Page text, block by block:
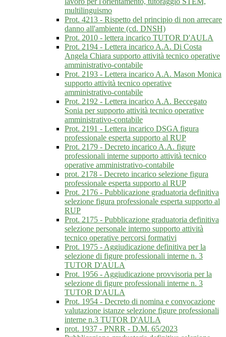
multilinguismo
Prot. 4213 - Rispetto del principio di non arrecare
danno all'ambiente (cd. DNSH)
Prot. 2010 - lettera incarico TUTOR D'AULA
Prot. 2194 - Lettera incarico A.A. Di Costa
Angela Chiara supporto attività tecnico operative
amministrativo-contabile
Prot. 2193 - Lettera incarico A.A. Mason Monica
supporto attività tecnico operative
amministrativo-contabile
Prot. 2192 - Lettera incarico A.A. Beccegato
Sonia per supporto attività tecnico operative
amministrativo-contabile
Prot. 2191 - Lettera incarico DSGA figura
professionale esperta supporto al RUP
Prot. 2179 - Decreto incarico A.A. figure
professionali interne supporto attività tecnico
operative amministrativo-contabile
prot. 2178 - Decreto incarico selezione figura
professionale esperta supporto al RUP
Prot. 2176 - Pubblicazione graduatoria definitiva
selezione figura professionale esperta supporto al
RUP
Prot. 2175 - Pubblicazione graduatoria definitiva
selezione personale interno supporto attività
tecnico operative percorsi formativi
Prot. 1975 - Aggiudicazione definitiva per la
selezione di figure professionali interne n. 3
TUTOR D'AULA
Prot. 1956 - Aggiudicazione provvisoria per la
selezione di figure professionali interne n. 3
TUTOR D'AULA
Prot. 1954 - Decreto di nomina e convocazione
valutazione istanze selezione figure professionali
interne n.3 TUTOR D'AULA
prot. 1937 - PNRR - D.M. 65/2023